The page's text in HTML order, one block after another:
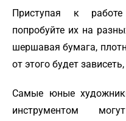
Приступая к
попробуйте их на
шершавая бумага,
от этого будет
Самые юные
инструментом